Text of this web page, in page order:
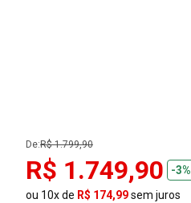
De:R$ 1.799,90
R$ 1.749,90
-3%
ou 10x de R$ 174,99sem juros